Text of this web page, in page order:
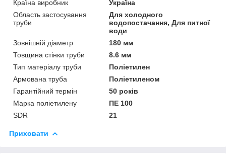
Країна виробник
Україна
Область застосування
труби
Для холодного
водопостачання, Для питної
води
Зовнішній діаметр
180 мм
Товщина стінки труби
8.6 мм
Тип матеріалу труби
Поліетилен
Армована труба
Поліетиленом
Гарантійний термін
50 років
Марка поліетилену
ПЕ 100
SDR
21
Приховати